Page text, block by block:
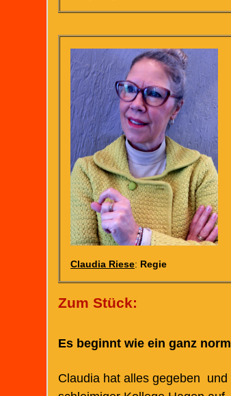
Claudia Riese: Regie
Zum Stück:
Es beginnt wie ein ganz
Claudia hat alles gegeben 